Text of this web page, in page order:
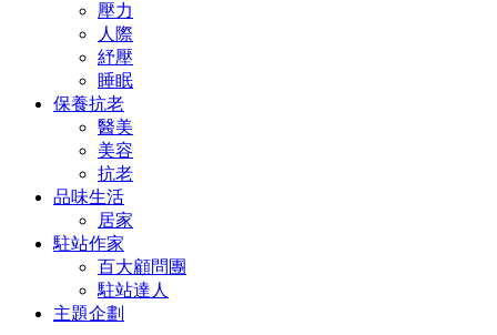
壓力
人際
紓壓
睡眠
保養抗老
醫美
美容
抗老
品味生活
居家
駐站作家
百大顧問團
駐站達人
主題企劃